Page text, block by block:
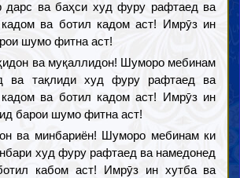
дарс ва баҳси худ фуру рафтаед ва
ва ботил кадом аст! Имрӯз ин
шумо фитна аст!
ва муқаллидон! Шуморо мебинам
ва тақлиди худ фуру рафтаед ва
ва ботил кадом аст! Имрӯз ин
барои шумо фитна аст!
ва минбариён! Шуморо мебинам ки
худ фуру рафтаед ва намедонед
кабом аст! Имрӯз ин хутба ва